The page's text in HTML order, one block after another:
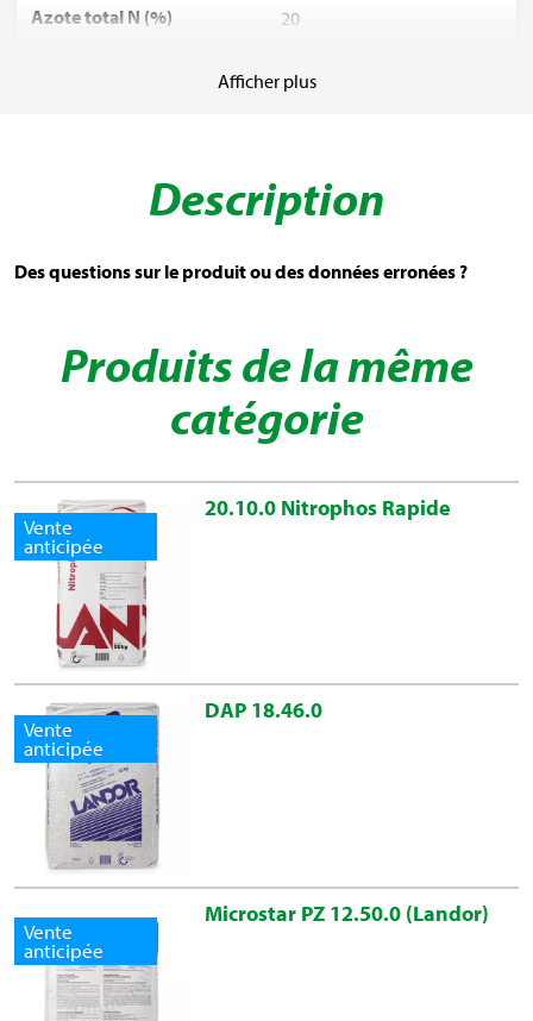
Azote total N (%)
20
Phosphate total P₂0₅ (%)
20
Phosphore soluble dans le
citrate d'ammoniaque (%)
2.5
Afficher plus
Description
Des questions sur le produit ou des données erronées ?
Produits de la même
catégorie
Vente
anticipée
20.10.0 Nitrophos Rapide
Vente
anticipée
DAP 18.46.0
Vente
anticipée
Microstar PZ 12.50.0 (Landor)